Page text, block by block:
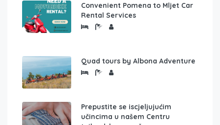
Convenient Pomena to Mljet Car
Rental Services
Quad tours by Albona Adventure
Prepustite se iscjeljujućim
učincima u našem Centru